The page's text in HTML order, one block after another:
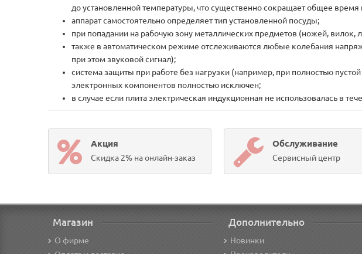
до установленной температуры, что существенно сокращает общее
аппарат самостоятельно определяет тип установленной посуды;
при попадании на рабочую зону металлических предметов (ножей, вилок,
также в автоматическом режиме отслеживаются любые колебания
при этом звуковой сигнал);
система защиты при работе без нагрузки (например, при полностью
электронных компонентов полностью исключен;
в случае если плита электрическая индукционная не использовалась в
Акция
Скидка 2% на онлайн-заказ
Обслуживание
Сервисный центр
Магазин
О фирме
Дополнительно
Новинки